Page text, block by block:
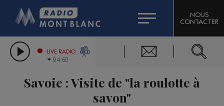
LES CHRONIQUES DE L'EXPERT
CITIZEN MACHINERY
GRAND MASSIF DOMAINES SKIABLES
BIGARD
COMPAGNIE DU MONT-BLANC
NOUS
CONTACTER
LIVE RADIO
94.60
Savoie : Visite de "la roulotte à
savon"